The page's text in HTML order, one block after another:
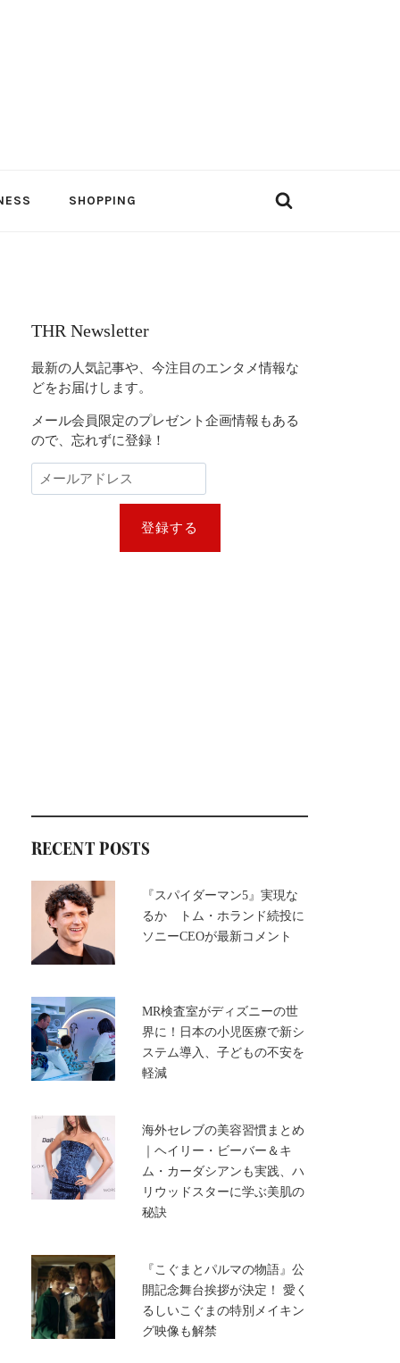
SHOPPING
THR Newsletter
最新の人気記事や、今注目のエンタメ情報な
どをお届けします。
メール会員限定のプレゼント企画情報もある
ので、忘れずに登録！
登録する
RECENT POSTS
『スパイダーマン5』実現な
るか トム・ホランド続投に
ソニーCEOが最新コメント
MR検査室がディズニーの世
界に！日本の小児医療で新シ
ステム導入、子どもの不安を
軽減
海外セレブの美容習慣まとめ
｜ヘイリー・ビーバー＆キ
ム・カーダシアンも実践、ハ
リウッドスターに学ぶ美肌の
秘訣
『こぐまとパルマの物語』公
開記念舞台挨拶が決定！ 愛く
るしいこぐまの特別メイキン
グ映像も解禁